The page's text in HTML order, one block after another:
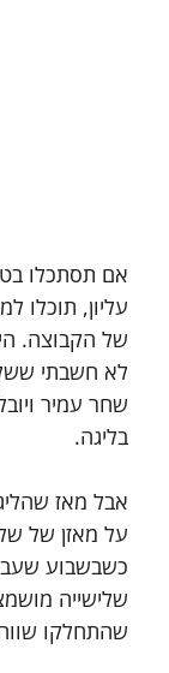
אם תסתכלו
עליון, תוכלו
של הקבוצה.
לא חשבתי
שחר עמיר
בליגה.
אבל מאז
על מאזן של
כשבשבוע
שהתחלקו